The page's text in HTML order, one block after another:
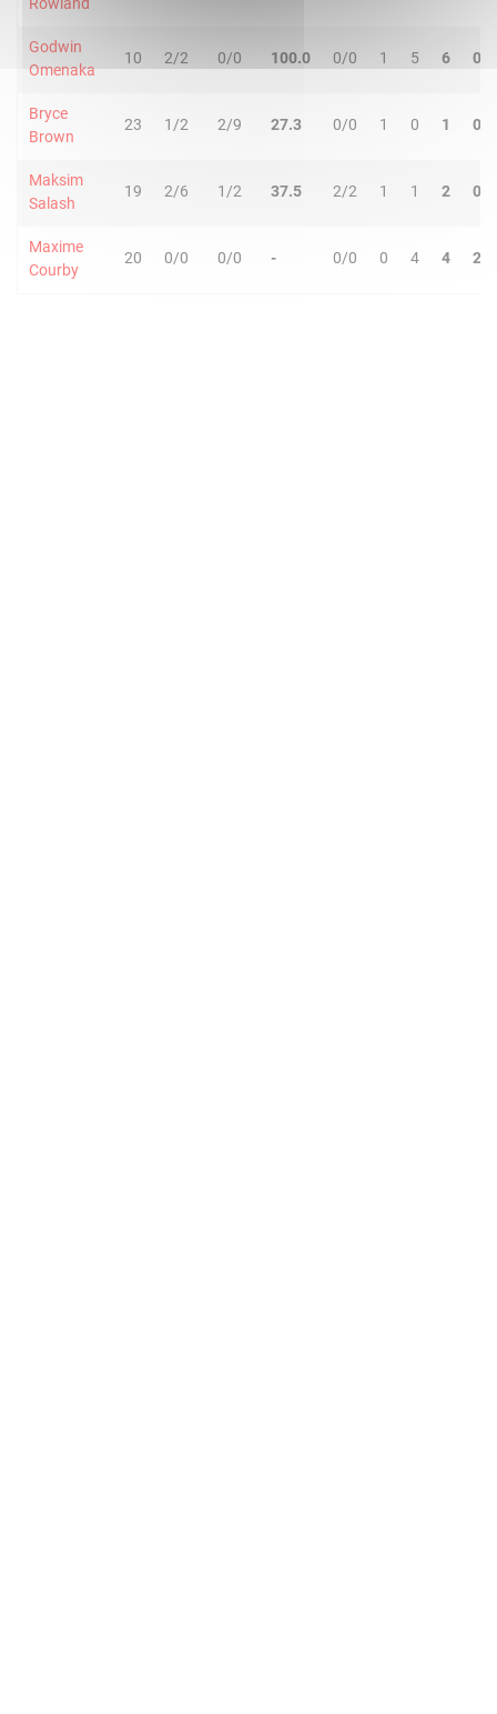
Godwin
Omenaka
10 2/2 0/0 100.0 0/0 1 5 6 0
Bryce
Brown
23 1/2 2/9 27.3 0/0 1 0 1 0
Maksim
Salash
19 2/6 1/2 37.5 2/2 1 1 2 0
Maxime
Courby
20 0/0 0/0 - 0/0 0 4 4 2